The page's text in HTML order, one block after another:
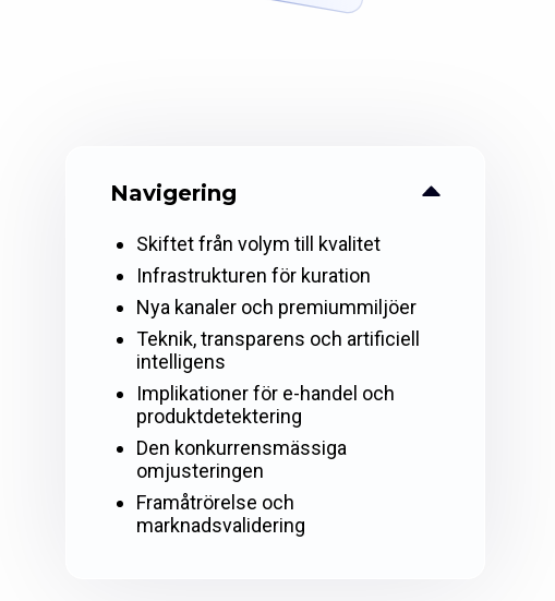
Navigering
Skiftet från volym till kvalitet
Infrastrukturen för kuration
Nya kanaler och premiummiljöer
Teknik, transparens och artificiell
intelligens
Implikationer för e-handel och
produktdetektering
Den konkurrensmässiga
omjusteringen
Framåtrörelse och
marknadsvalidering